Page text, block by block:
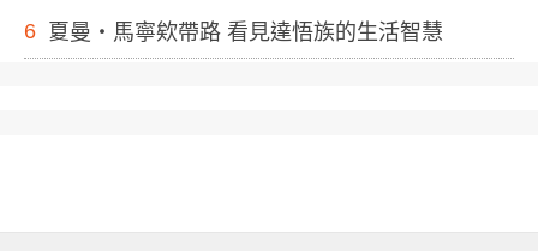
6 夏曼・馬寧欸帶路 看見達悟族的生活智慧